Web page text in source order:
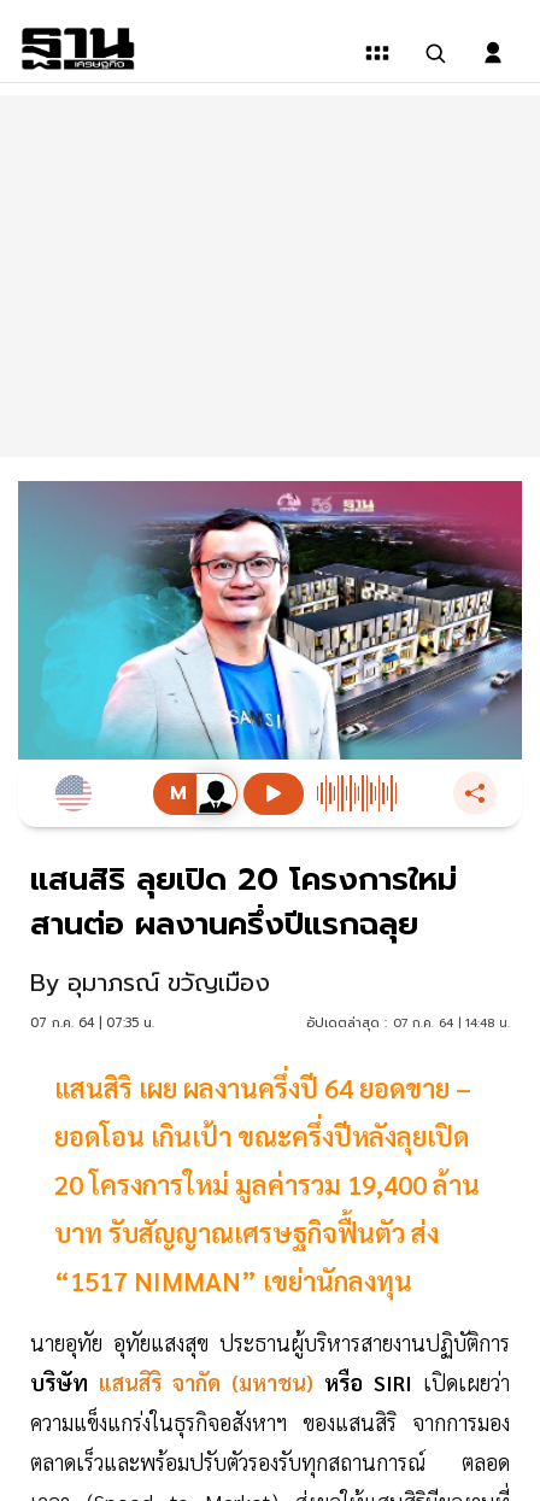
แสนสิริ ลุยเปิด 20 โครงการใหม่
สานต่อ ผลงานครึ่งปีแรกฉลุย
By อุมาภรณ์ ขวัญเมือง
07 ก.ค. 64 | 07:35 น. อัปเดตล่าสุด : 07 ก.ค. 64 | 14:48 น.
แสนสิริ เผย ผลงานครึ่งปี 64 ยอดขาย –
ยอดโอน เกินเป้า ขณะครึ่งปีหลังลุยเปิด
20 โครงการใหม่ มูลค่ารวม 19,400 ล้าน
บาท รับสัญญาณเศรษฐกิจฟื้นตัว ส่ง
“1517 NIMMAN” เขย่านักลงทุน
นายอุทัย อุทัยแสงสุข ประธานผู้บริหารสายงานปฏิบัติการ
บริษัท แสนสิริ จากัด (มหาชน) หรือ SIRI เปิดเผยว่า
ความแข็งแกร่งในธุรกิจอสังหาฯ ของแสนสิริ จากการมอง
ตลาดเร็วและพร้อมปรับตัวรองรับทุกสถานการณ์ ตลอด